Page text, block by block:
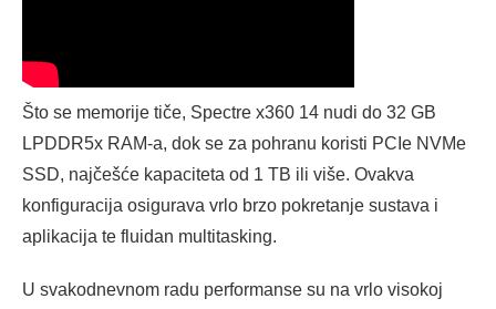
Što se memorije tiče, Spectre x360 14 nudi do 32 GB
LPDDR5x RAM-a, dok se za pohranu koristi PCIe NVMe
SSD, najčešće kapaciteta od 1 TB ili više. Ovakva
konfiguracija osigurava vrlo brzo pokretanje sustava i
aplikacija te fluidan multitasking.
U svakodnevnom radu performanse su na vrlo visokoj